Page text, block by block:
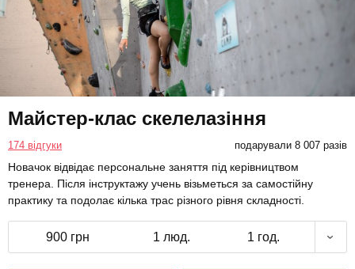
Майстер-клас скелелазіння
174 відгуки подарували 8 007 разів
Новачок відвідає персональне заняття під керівництвом
тренера. Після інструктажу учень візьметься за самостійну
практику та подолає кілька трас різного рівня складності.
900 грн 1 люд. 1 год.